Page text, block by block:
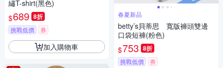
繡T-shirt(黑色)
$689 8折
挑戰低價 券
加入購物車
春夏新品
betty’s貝蒂思 寬版褲頭雙邊
口袋短褲(粉色)
$753 8折
挑戰低價 券